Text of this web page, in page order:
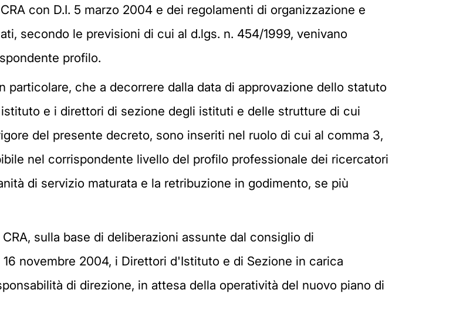
con D.I. 5 marzo 2004 e dei regolamenti di organizzazione e
secondo le previsioni di cui al d.lgs. n. 454/1999, venivano
profilo.
particolare, che a decorrere dalla data di approvazione dello statuto
e i direttori di sezione degli istituti e delle strutture di cui
del presente decreto, sono inseriti nel ruolo di cui al comma 3,
nel corrispondente livello del profilo professionale dei ricercatori
di servizio maturata e la retribuzione in godimento, se più
sulla base di deliberazioni assunte dal consiglio di
novembre 2004, i Direttori d'Istituto e di Sezione in carica
di direzione, in attesa della operatività del nuovo piano di